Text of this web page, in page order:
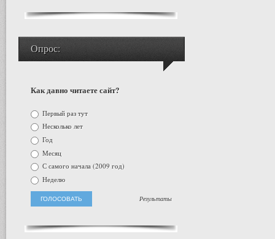
Опрос:
Как давно читаете сайт?
Первый раз тут
Несколько лет
Год
Месяц
С самого начала (2009 год)
Неделю
Результаты